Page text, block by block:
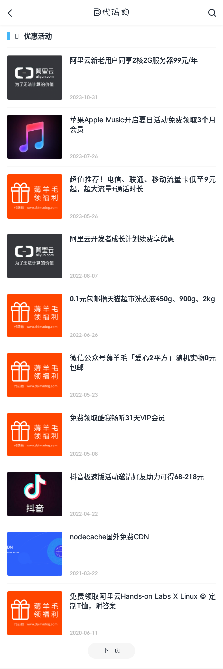

 
 优惠活动
阿里云新老用户同享2核2G服务器99元/年
2023-10-31
苹果Apple Music开启夏日活动免费领取3个月
会员
2023-07-26
超值推荐！电信、联通、移动流量卡低至9元
起，超大流量+通话时长
2023-05-26
阿里云开发者成长计划续费享优惠
2022-08-07
0.1元包邮撸天猫超市洗衣液450g、900g、2kg
2022-06-26
微信公众号薅羊毛「爱心2平方」随机实物0元
包邮
2022-05-23
免费领取酷我畅听31天VIP会员
2022-05-08
抖音极速版活动邀请好友助力可得68-218元
2022-04-22
nodecache国外免费CDN
2021-03-22
免费领取阿里云Hands-on Labs X Linux © 定
制T恤，附答案
2020-06-11
下一页